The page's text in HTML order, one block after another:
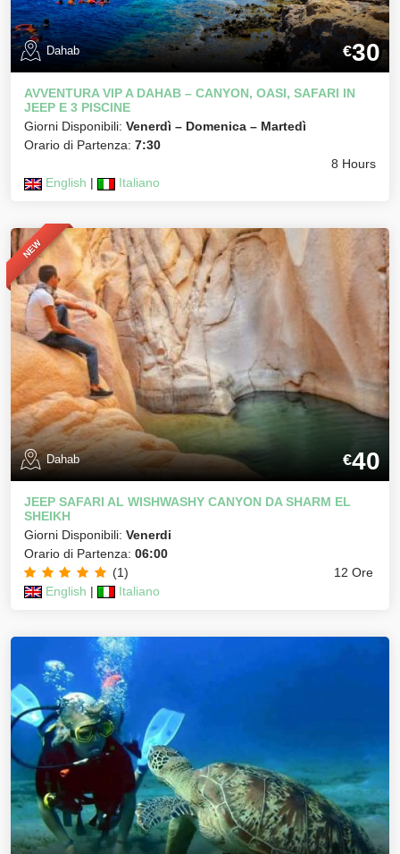
Dahab €30
AVVENTURA VIP A DAHAB – CANYON, OASI, SAFARI IN
JEEP E 3 PISCINE
Giorni Disponibili: Venerdì – Domenica – Martedì
Orario di Partenza: 7:30
8 Hours
English | Italiano
NEW
Dahab €40
JEEP SAFARI AL WISHWASHY CANYON DA SHARM EL
SHEIKH
Giorni Disponibili: Venerdi
Orario di Partenza: 06:00
(1)
12 Ore
English | Italiano